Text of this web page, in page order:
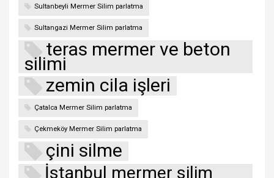
Sultanbeyli Mermer Silim parlatma
Sultangazi Mermer Silim parlatma
teras mermer ve beton
silimi
zemin cila işleri
Çatalca Mermer Silim parlatma
Çekmeköy Mermer Silim parlatma
çini silme
İstanbul mermer silim